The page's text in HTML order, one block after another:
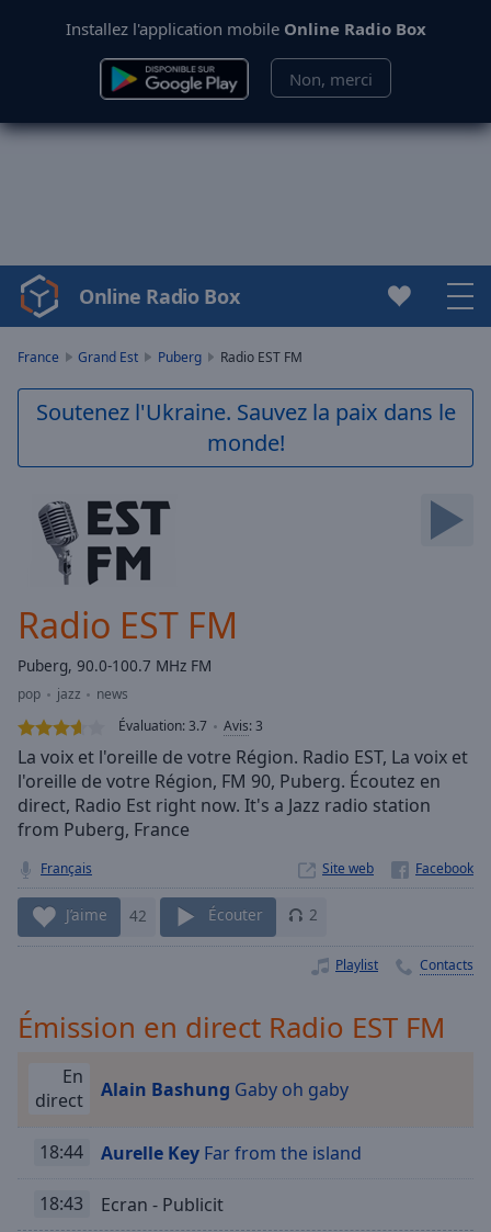
Installez l'application mobile Online Radio Box
Non, merci
Video
Player
Play
Video
Skip
Skip
Forward
Current
Loaded:
0.00%
Stream
Type
LIVE
Seek to
live,
currently
behind
live LIVE
Remaining
Time-
Chapters
Chapters
off ,
selected
Online Radio Box
France Grand Est Puberg Radio EST FM
Soutenez l'Ukraine. Sauvez la paix dans le
monde!
Radio EST FM
Puberg, 90.0-100.7 MHz FM
pop jazz
news
Évaluation:3.7 Avis:3
La voix et l'oreille de votre Région. Radio EST, La voix et
l'oreille de votre Région, FM 90, Puberg. Écoutez en
direct, Radio Est right now. It's a Jazz radio station
from Puberg, France
Français Site web
J’aime 42 Écouter 2
Playlist Contacts
Émission en direct Radio EST FM
En
direct
Alain Bashung Gaby oh gaby
18:44 Aurelle Key Far from the island
18:43 Ecran - Publicit